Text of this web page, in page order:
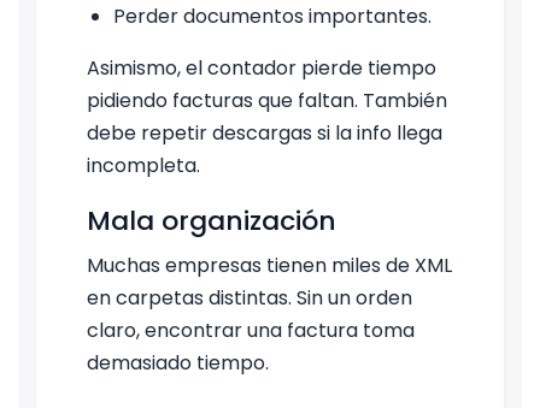
Perder documentos importantes.
Asimismo, el contador pierde tiempo
pidiendo facturas que faltan. También
debe repetir descargas si la info llega
incompleta.
Mala organización
Muchas empresas tienen miles de XML
en carpetas distintas. Sin un orden
claro, encontrar una factura toma
demasiado tiempo.